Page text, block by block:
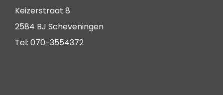
Keizerstraat 8
2584 BJ Scheveningen
Tel: 070-3554372